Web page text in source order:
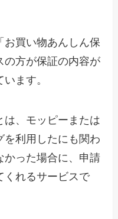
お買い物あんしん保
の方が保証の内容が
ます。
は、モッピーまたは
を利用したにも関わ
かった場合に、申請
くれるサービスで